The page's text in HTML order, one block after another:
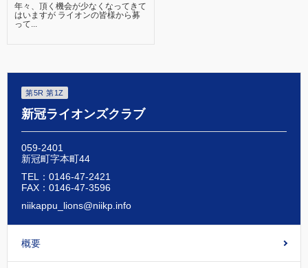
年々、頂く機会が少なくなってきて
はいますが ライオンの皆様から募
って...
第5R 第1Z
新冠ライオンズクラブ
059-2401
新冠町字本町44
TEL：0146-47-2421
FAX：0146-47-3596
niikappu_lions@niikp.info
概要